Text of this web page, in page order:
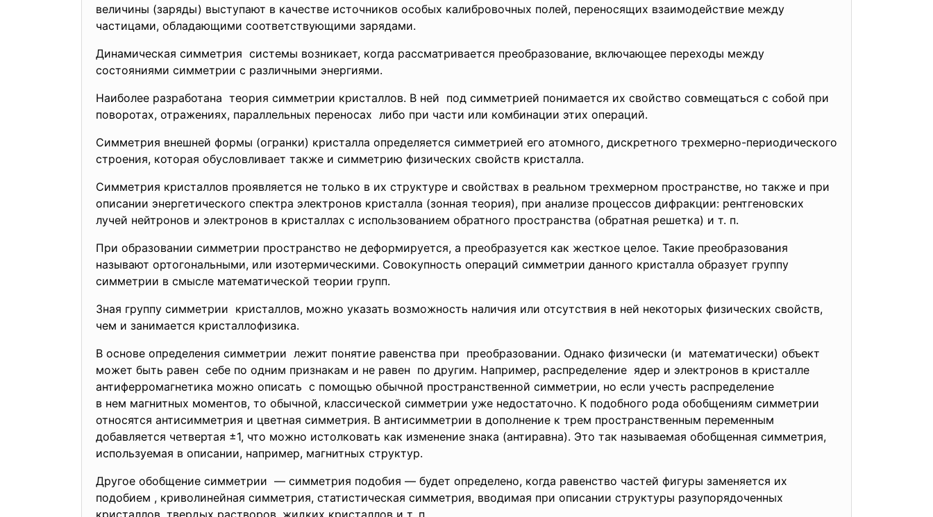
величины (заряды) выступают в качестве источников особых калибровочных полей, переносящих взаимодействие между
частицами, обладающими соответствующими зарядами.
Динамическая симметрия системы возникает, когда рассматривается преобразование, включающее переходы между
состояниями симметрии с различными энергиями.
Наиболее разработана теория симметрии кристаллов. В ней под симметрией понимается их свойство совмещаться с собой при
поворотах, отражениях, параллельных переносах либо при части или комбинации этих операций.
Симметрия внешней формы (огранки) кристалла определяется симметрией его атомного, дискретного трехмерно-периодического
строения, которая обусловливает также и симметрию физических свойств кристалла.
Симметрия кристаллов проявляется не только в их структуре и свойствах в реальном трехмерном пространстве, но также и при
описании энергетического спектра электронов кристалла (зонная теория), при анализе процессов дифракции: рентгеновских
лучей нейтронов и электронов в кристаллах с использованием обратного пространства (обратная решетка) и т. п.
При образовании симметрии пространство не деформируется, а преобразуется как жесткое целое. Такие преобразования
называют ортогональными, или изотермическими. Совокупность операций симметрии данного кристалла образует группу
симметрии в смысле математической теории групп.
Зная группу симметрии кристаллов, можно указать возможность наличия или отсутствия в ней некоторых физических свойств,
чем и занимается кристаллофизика.
В основе определения симметрии лежит понятие равенства при преобразовании. Однако физически (и математически) объект
может быть равен себе по одним признакам и не равен по другим. Например, распределение ядер и электронов в кристалле
антиферромагнетика можно описать с помощью обычной пространственной симметрии, но если учесть распределение
в нем магнитных моментов, то обычной, классической симметрии уже недостаточно. К подобного рода обобщениям симметрии
относятся антисимметрия и цветная симметрия. В антисимметрии в дополнение к трем пространственным переменным
добавляется четвертая ±1, что можно истолковать как изменение знака (антиравна). Это так называемая обобщенная симметрия,
используемая в описании, например, магнитных структур.
Другое обобщение симметрии — симметрия подобия — бу­дет определено, когда равенство частей фигуры заменяется их
подобием , криволинейная симметрия, статисти­ческая симметрия, вводимая при описании структуры разупорядоченных
кристаллов, твердых растворов, жидких кристаллов и т. п.